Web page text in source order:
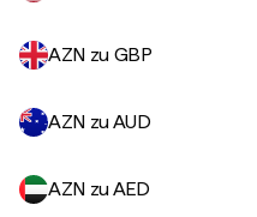
AZN zu GBP
AZN zu AUD
AZN zu AED